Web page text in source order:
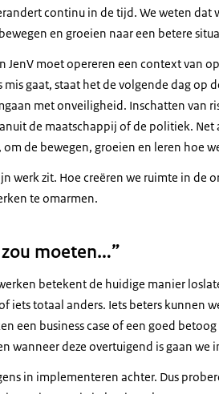
continu in de tijd. We weten dat
en groeien naar een betere
JenV moet opereren een context van
gaat, staat het de volgende dag op
met onveiligheid. Inschatten van
de maatschappij of de politiek.
de bewegen, groeien en leren hoe
werk zit. Hoe creëren we ruimte in
te omarmen.
moeten…”
betekent de huidige manier
iets totaal anders. Iets beters kunnen
een business case of een goed
wanneer deze overtuigend is gaan we
in implementeren achter. Dus